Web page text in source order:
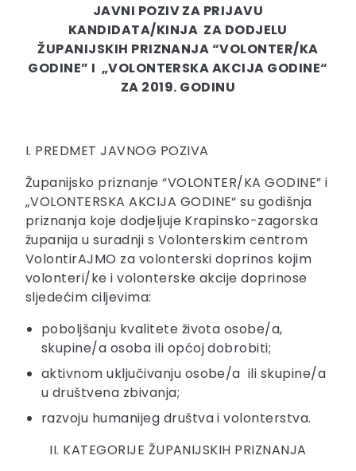
JAVNI POZIV ZA PRIJAVU
KANDIDATA/KINJA ZA DODJELU
ŽUPANIJSKIH PRIZNANJA “VOLONTER/KA
GODINE” I „VOLONTERSKA AKCIJA GODINE“
ZA 2019. GODINU
I. PREDMET JAVNOG POZIVA
Županijsko priznanje “VOLONTER/KA GODINE” i
„VOLONTERSKA AKCIJA GODINE“ su godišnja
priznanja koje dodjeljuje Krapinsko-zagorska
županija u suradnji s Volonterskim centrom
VolontirAJMO za volonterski doprinos kojim
volonteri/ke i volonterske akcije doprinose
sljedećim ciljevima:
poboljšanju kvalitete života osobe/a,
skupine/a osoba ili općoj dobrobiti;
aktivnom uključivanju osobe/a ili skupine/a
u društvena zbivanja;
razvoju humanijeg društva i volonterstva.
II. KATEGORIJE ŽUPANIJSKIH PRIZNANJA